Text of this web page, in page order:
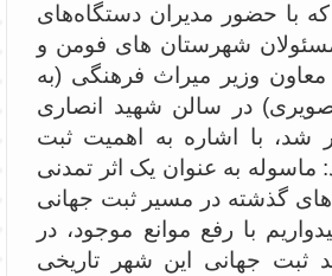
با حضور مدیران دستگاه‌های
مسئولان شهرستان های فومن و
وزیر میراث فرهنگی (به
در سالن شهید انصاری
شد، با اشاره به اهمیت ثبت
ماسوله به عنوان یک اثر تمدنی
گذشته در مسیر ثبت جهانی
با رفع موانع موجود، در
شاهد ثبت جهانی این شهر تاریخی